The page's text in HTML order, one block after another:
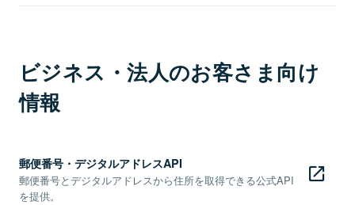
ビジネス・法人のお客さま向け
情報
郵便番号・デジタルアドレスAPI
郵便番号とデジタルアドレスから住所を取得できる公式API
を提供。